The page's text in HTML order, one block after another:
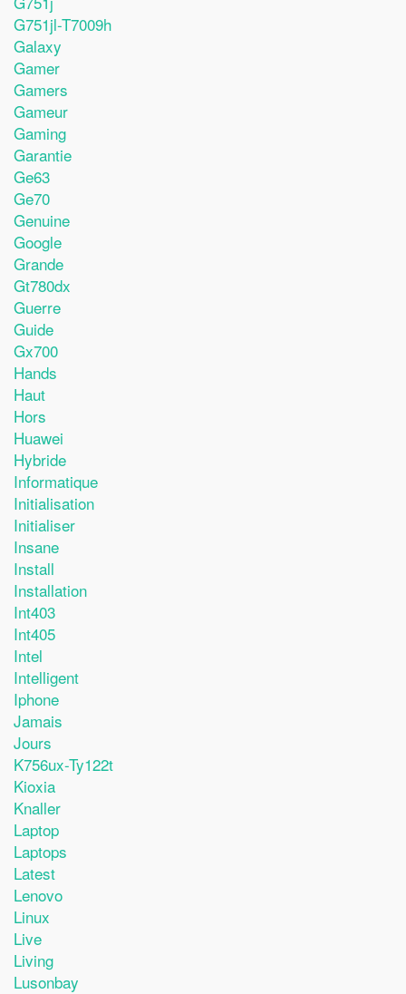
G751jl-T7009h
Galaxy
Gamer
Gamers
Gameur
Gaming
Garantie
Ge63
Ge70
Genuine
Google
Grande
Gt780dx
Guerre
Guide
Gx700
Hands
Haut
Hors
Huawei
Hybride
Informatique
Initialisation
Initialiser
Insane
Install
Installation
Int403
Int405
Intel
Intelligent
Iphone
Jamais
Jours
K756ux-Ty122t
Kioxia
Knaller
Laptop
Laptops
Latest
Lenovo
Linux
Live
Living
Lusonbay